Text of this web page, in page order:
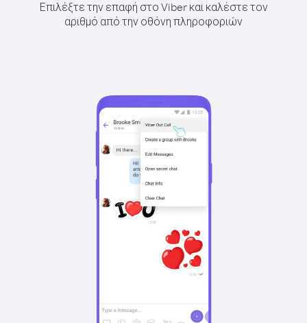
Επιλέξτε την επαφή στο Viber και καλέστε τον
αριθμό από την οθόνη πληροφοριών